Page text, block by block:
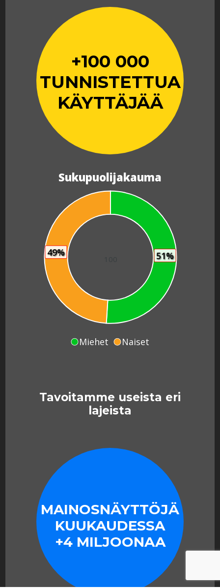
+100 000
TUNNISTETTUA
KÄYTTÄJÄÄ
Miehet Naiset
51%
49%
Sukupuolijakauma
Tavoitamme useista eri
lajeista
MAINOSNÄYTTÖJÄ
KUUKAUDESSA
+4 MILJOONAA